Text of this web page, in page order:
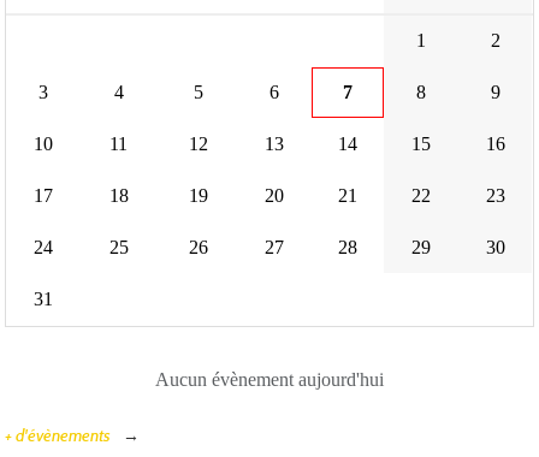
1 2
3 4 5 6 7 8 9
10 11 12 13 14 15 16
17 18 19 20 21 22 23
24 25 26 27 28 29 30
31
Aucun évènement aujourd'hui
+ d'évènements